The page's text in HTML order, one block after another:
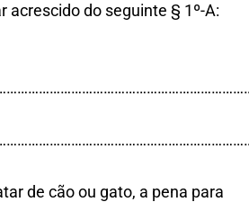
acrescido do seguinte § 1º-A:
de cão ou gato, a pena para